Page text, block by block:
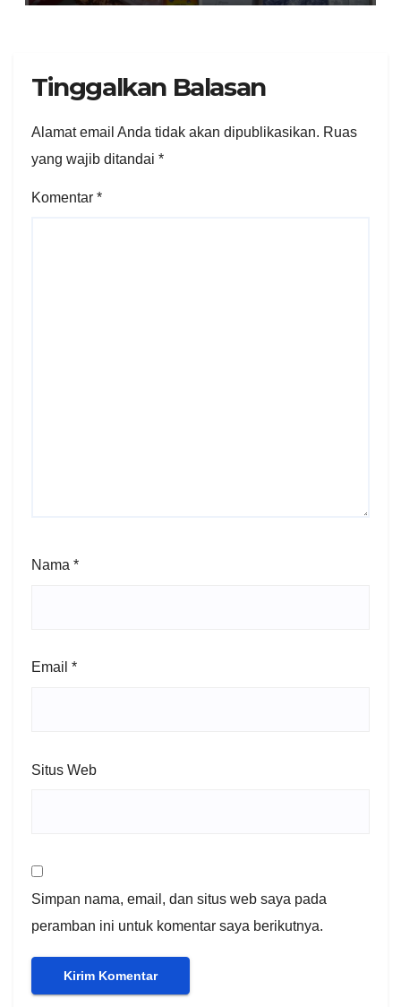
Diamankan
Tinggalkan Balasan
Alamat email Anda tidak akan dipublikasikan. Ruas
yang wajib ditandai *
Komentar *
Nama *
Email *
Situs Web
Simpan nama, email, dan situs web saya pada
peramban ini untuk komentar saya berikutnya.